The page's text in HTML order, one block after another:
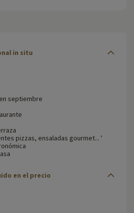
in situ
septiembre
pizzas, ensaladas gourmet... '
en el precio